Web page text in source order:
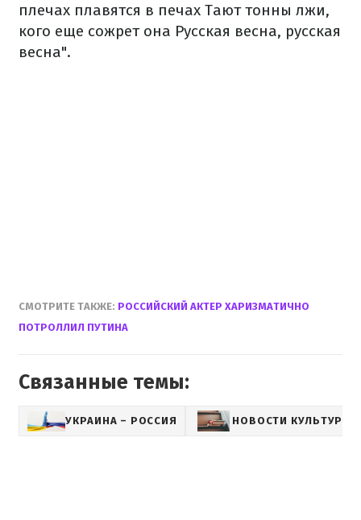
плечах плавятся в печах Тают тонны лжи,
кого еще сожрет она Русская весна, русская
весна".
СМОТРИТЕ ТАКЖЕ: РОССИЙСКИЙ АКТЕР ХАРИЗМАТИЧНО
ПОТРОЛЛИЛ ПУТИНА
Связанные темы:
УКРАИНА – РОССИЯ НОВОСТИ КУЛЬТУРЫ